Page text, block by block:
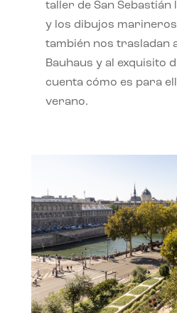
taller de San Sebastián
y los dibujos
también nos trasladan
Bauhaus y al exquisito
cuenta cómo es para
verano.